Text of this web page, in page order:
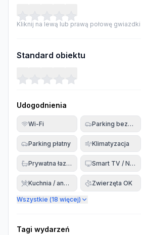
Kliknij na lewą lub prawą połowę gwiazdki
Standard obiektu
Udogodnienia
Wi-Fi Parking bezpłatny
Parking płatny Klimatyzacja
Prywatna łazienka Smart TV / Netflix
Kuchnia / aneks Zwierzęta OK
Wszystkie (18 więcej)
Tagi wydarzeń